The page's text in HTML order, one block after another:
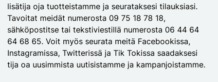
lisätija oja tuotteistamme ja seurataksesi tilauksiasi.
Tavoitat meidät numerosta 09 75 18 78 18,
sähköpostitse tai tekstiviestillä numerosta 06 44 64
64 68 65. Voit myös seurata meitä Facebookissa,
Instagramissa, Twitterissä ja Tik Tokissa saadaksesi
tija oa uusimmista uutisistamme ja kampanjoistamme.